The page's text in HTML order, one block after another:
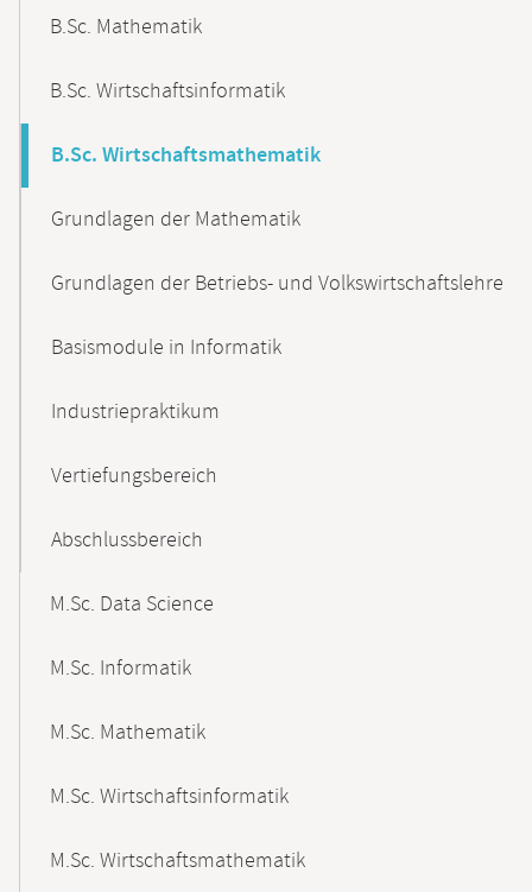
B.Sc. Mathematik
B.Sc. Wirtschaftsinformatik
B.Sc. Wirtschaftsmathematik
Grundlagen der Mathematik
Grundlagen der Betriebs- und Volkswirtschaftslehre
Basismodule in Informatik
Industriepraktikum
Vertiefungsbereich
Abschlussbereich
M.Sc. Data Science
M.Sc. Informatik
M.Sc. Mathematik
M.Sc. Wirtschaftsinformatik
M.Sc. Wirtschaftsmathematik